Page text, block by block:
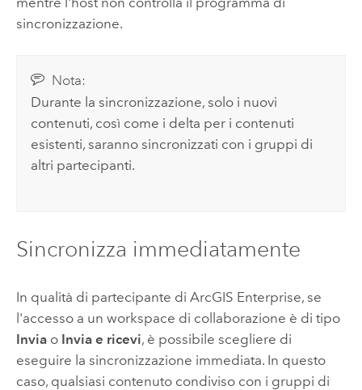
sincronizzazione.
Nota:
Durante la sincronizzazione, solo i nuovi
contenuti, così come i delta per i contenuti
esistenti, saranno sincronizzati con i gruppi di
altri partecipanti.
Sincronizza immediatamente
In qualità di partecipante di ArcGIS Enterprise, se
l'accesso a un workspace di collaborazione è di tipo
Inviao Invia e ricevi, è possibile scegliere di
eseguire la sincronizzazione immediata. In questo
caso, qualsiasi contenuto condiviso con i gruppi di